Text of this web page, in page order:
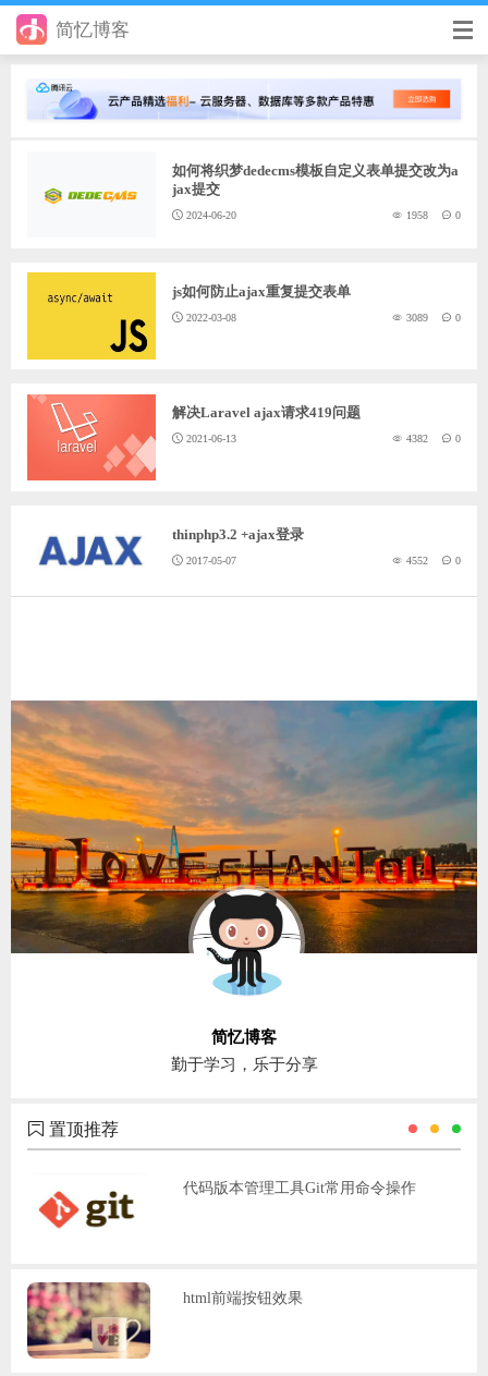
简忆博客
首页
前端
日记
在线工具
优秀个人博客
登录
如何将织梦dedecms模板自定义表单提交改为a
jax提交
2024-06-20 1958 0
js如何防止ajax重复提交表单
2022-03-08 3089 0
解决Laravel ajax请求419问题
2021-06-13 4382 0
thinphp3.2 +ajax登录
2017-05-07 4552 0
简忆博客
勤于学习，乐于分享
置顶推荐
代码版本管理工具Git常用命令操作
html前端按钮效果